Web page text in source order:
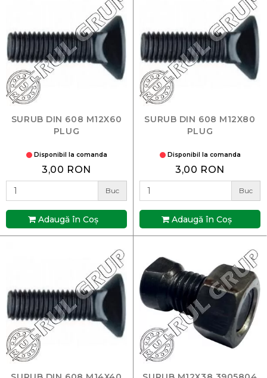
SURUB DIN 608 M12X60
PLUG
Disponibil la comanda
3,00 RON
Buc
Adaugă în Coş
SURUB DIN 608 M12X80
PLUG
Disponibil la comanda
3,00 RON
Buc
Adaugă în Coş